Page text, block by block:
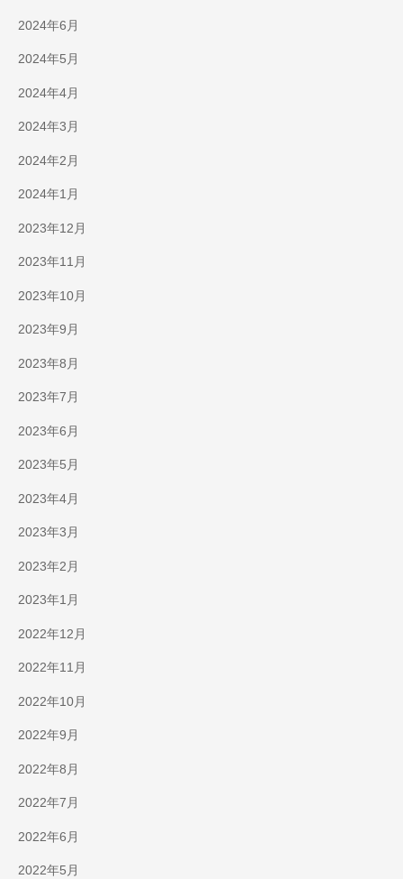
2024年6月
2024年5月
2024年4月
2024年3月
2024年2月
2024年1月
2023年12月
2023年11月
2023年10月
2023年9月
2023年8月
2023年7月
2023年6月
2023年5月
2023年4月
2023年3月
2023年2月
2023年1月
2022年12月
2022年11月
2022年10月
2022年9月
2022年8月
2022年7月
2022年6月
2022年5月